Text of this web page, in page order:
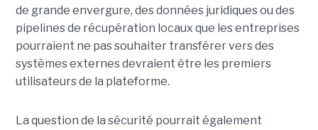
de grande envergure, des données juridiques ou des
pipelines de récupération locaux que les entreprises
pourraient ne pas souhaiter transférer vers des
systèmes externes devraient être les premiers
utilisateurs de la plateforme.
La question de la sécurité pourrait également